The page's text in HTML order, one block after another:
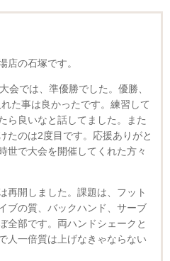
店の石塚です。
会では、準優勝でした。優勝、
た事は良かったです。練習して
ら良いなと話してました。また
たのは2度目です。応援ありがと
世で大会を開催してくれた方々
再開しました。課題は、フット
ブの質、バックハンド、サーブ
全部です。両ハンドシェークと
人一倍質は上げなきゃならない